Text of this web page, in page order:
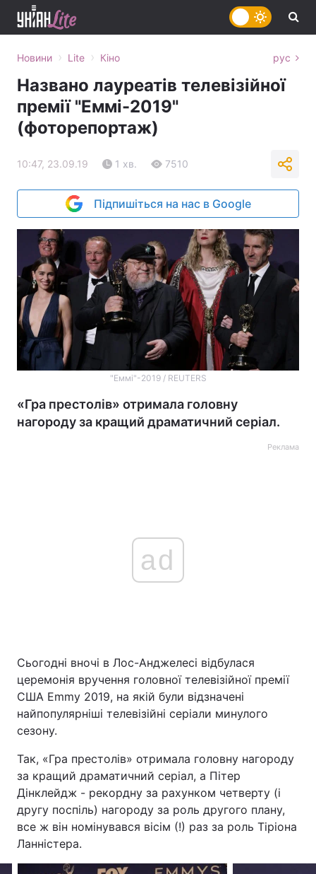
Головна Війна
Економіка Світ
Спорт
Техно і зв'язок Лайт
Зброя
Новини › Lite › Кіно рус
Названо лауреатів телевізійної
премії "Еммі-2019"
(фоторепортаж)
10:47, 23.09.19 1 хв. 7510
Підпишіться на нас в Google
"Еммі"-2019 / REUTERS
«Гра престолів» отримала головну
нагороду за кращий драматичний серіал.
Реклама
ad
Сьогодні вночі в Лос-Анджелесі відбулася
церемонія вручення головної телевізійної премії
США Emmy 2019, на якій були відзначені
найпопулярніші телевізійні серіали минулого
сезону.
Так, «Гра престолів» отримала головну нагороду
за кращий драматичний серіал, а Пітер
Дінклейдж - рекордну за рахунком четверту (і
другу поспіль) нагороду за роль другого плану,
все ж він номінувався вісім (!) раз за роль Тіріона
Ланністера.